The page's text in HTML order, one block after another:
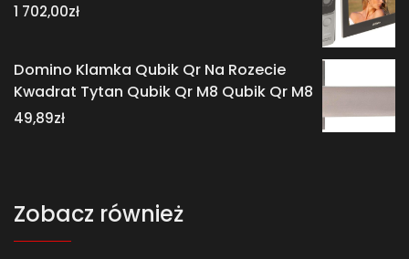
1 702,00zł
Domino Klamka Qubik Qr Na Rozecie
Kwadrat Tytan Qubik Qr M8 Qubik Qr M8
49,89zł
Zobacz również